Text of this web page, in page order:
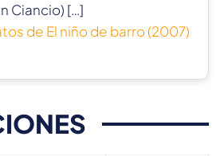
Ciancio) […]
de El niño de barro (2007)